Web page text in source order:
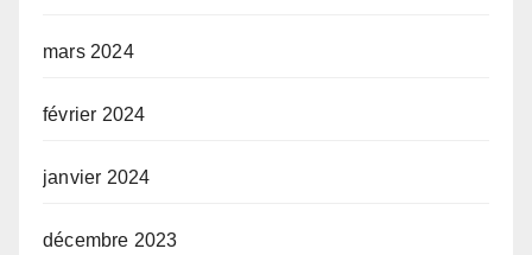
mars 2024
février 2024
janvier 2024
décembre 2023